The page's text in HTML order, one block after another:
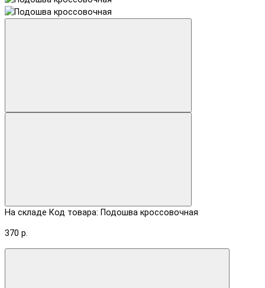
На складе Код товара: Подошва кроссовочная
370 р.